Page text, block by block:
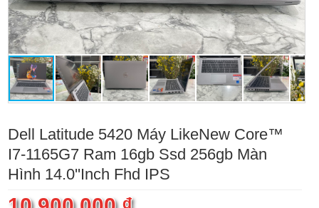
Dell Latitude 5420 Máy LikeNew Core™
I7-1165G7 Ram 16gb Ssd 256gb Màn
Hình 14.0''Inch Fhd IPS